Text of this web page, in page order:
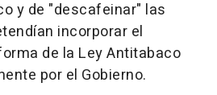
y de "descafeinar" las
incorporar el
de la Ley Antitabaco
por el Gobierno.